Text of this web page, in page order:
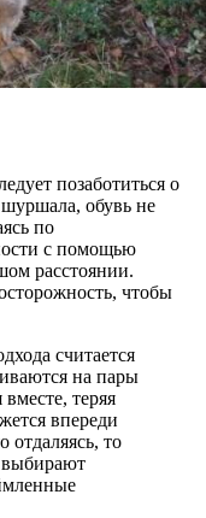
позаботиться о
обувь не
по
с помощью
расстоянии.
чтобы
считается
на пары
теряя
впереди
отдаляясь, то
выбирают